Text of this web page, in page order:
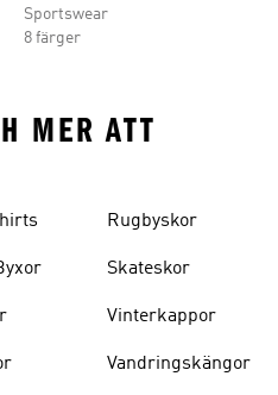
Sportswear
8 färger
MER ATT
Rugbyskor
Skateskor
Vinterkappor
Vandringskängor